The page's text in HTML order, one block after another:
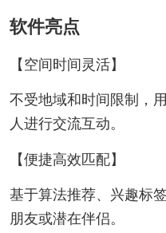
软件亮点
【空间时间灵活】
不受地域和时间限制，
人进行交流互动。
【便捷高效匹配】
基于算法推荐、兴趣标
朋友或潜在伴侣。